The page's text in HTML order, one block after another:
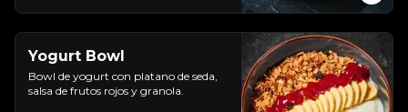
Yogurt Bowl
Bowl de yogurt con platano de seda,
salsa de frutos rojos y granola.